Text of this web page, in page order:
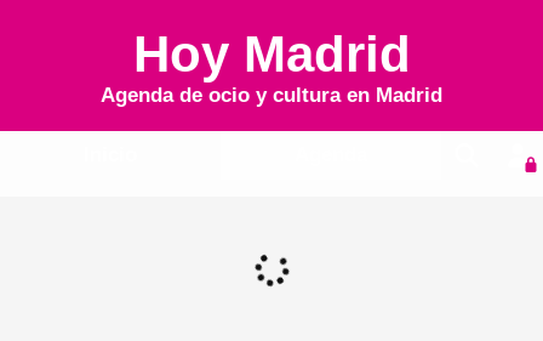
Hoy Madrid
Agenda de ocio y cultura en Madrid